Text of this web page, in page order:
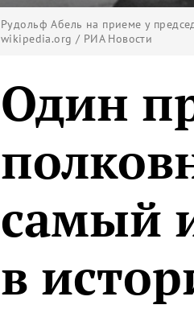
Рудольф Абель на приеме у
wikipedia.org / РИА Новости
Один
самый
в